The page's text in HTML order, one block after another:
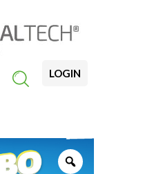
LOGIN